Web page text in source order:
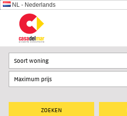
NL - Nederlands
Soort woning